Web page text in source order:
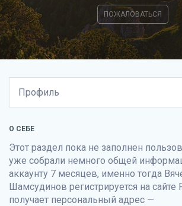
ПОЖАЛОВАТЬСЯ
О СЕБЕ
Этот раздел пока не заполнен
уже собрали немного общей
аккаунту 7 месяцев, именно тогда
Шамсудинов регистрируется на сайте
получает персональный адрес —